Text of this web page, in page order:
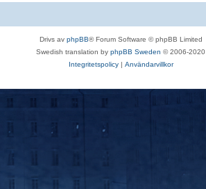
Drivs av phpBB® Forum Software © phpBB Limited
Swedish translation by phpBB Sweden © 2006-2020
Integritetspolicy| Användarvillkor